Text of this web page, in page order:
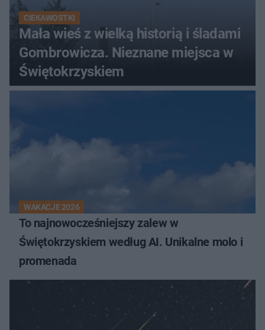
CIEKAWOSTKI
Mała wieś z wielką historią i śladami
Gombrowicza. Nieznane miejsca w
Świętokrzyskiem
WAKACJE 2026
To najnowocześniejszy zalew w
Świętokrzyskiem według AI. Unikalne molo i
promenada